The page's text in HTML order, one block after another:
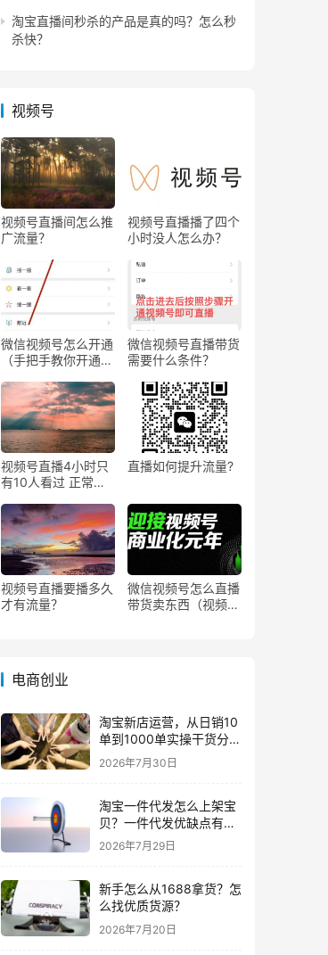
淘宝直播间秒杀的产品是真的吗？怎么秒
杀快？
视频号
视频号直播间怎么推
广流量？
视频号直播播了四个
小时没人怎么办？
微信视频号怎么开通
（手把手教你开通微
微信视频号直播带货
需要什么条件？
视频号直播4小时只
有10人看过 正常
直播如何提升流量?
视频号直播要播多久
才有流量？
微信视频号怎么直播
带货卖东西（视频号
电商创业
淘宝新店运营，从日销10
单到1000单实操干货分
享！
2026年7月30日
淘宝一件代发怎么上架宝
贝？一件代发优缺点有哪
些？
2026年7月29日
新手怎么从1688拿货？怎
么找优质货源？
2026年7月20日